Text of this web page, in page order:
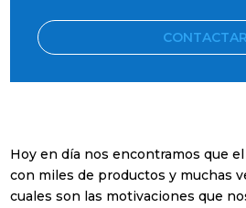
CONTACTAR
Hoy en día nos encontramos que
con miles de productos y muchas
cuales son las motivaciones que